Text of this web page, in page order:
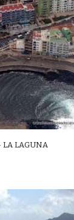
LA LAGUNA